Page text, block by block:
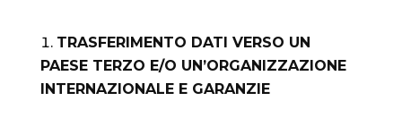
TRASFERIMENTO DATI VERSO UN
PAESE TERZO E/O UN’ORGANIZZAZIONE
INTERNAZIONALE E GARANZIE